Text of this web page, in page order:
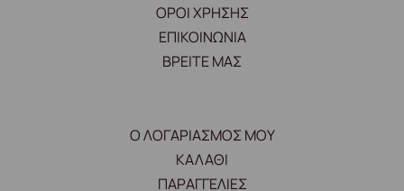
ΟΡΟΙ ΧΡΗΣΗΣ
ΕΠΙΚΟΙΝΩΝΙΑ
ΒΡΕΙΤΕ ΜΑΣ
Ο ΛΟΓΑΡΙΑΣΜΟΣ ΜΟΥ
ΚΑΛΑΘΙ
ΠΑΡΑΓΓΕΛΙΕΣ